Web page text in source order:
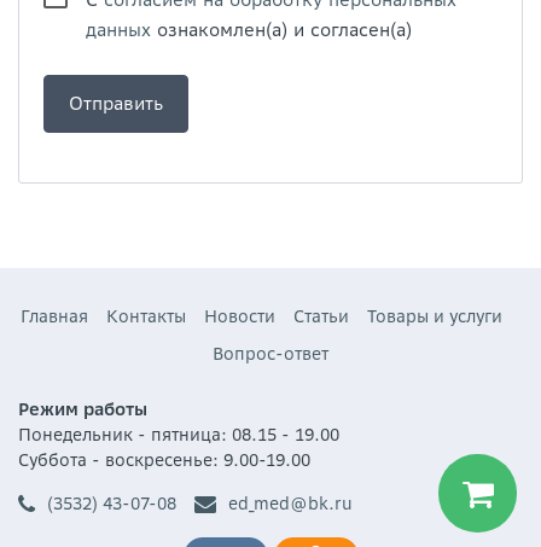
данных ознакомлен(а) и согласен(а)
Главная Контакты Новости Статьи
Товары и услуги
Вопрос-ответ
Режим работы
Понедельник - пятница: 08.15 - 19.00
Суббота - воскресенье: 9.00-19.00
(3532) 43-07-08
ed_med@bk.ru